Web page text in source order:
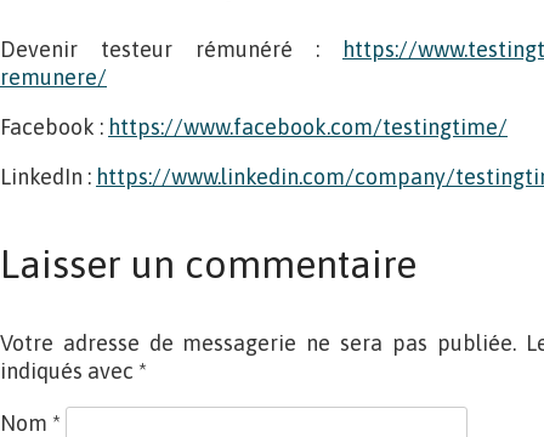
Devenir testeur rémunéré :
https://
remunere/
Facebook : https://www.facebook.com/testingtime/
LinkedIn : https://www.linkedin.com/company/
Laisser un commentaire
Votre adresse de messagerie ne sera pas publiée.
indiqués avec *
Nom *